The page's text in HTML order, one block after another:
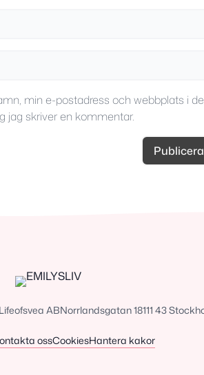
min e-postadress och webbplats i
jag skriver en kommentar.
Lifeofsvea ABNorrlandsgatan 18111 43
ossCookiesHantera kakor